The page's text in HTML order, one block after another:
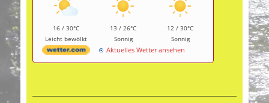
16 / 30°C
Leicht bewölkt
13 / 26°C
Sonnig
12 / 30°C
Sonnig
Aktuelles Wetter ansehen